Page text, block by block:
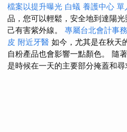
檔案以提升曝光 白蟻 養護中心 單
品，您可以輕鬆，安全地到達陽
己有害紫外線。 專屬台北會計事
皮 附近牙醫 如今，尤其是在秋天
自粉產品也會影響一點顏色。 隨
是時候在一天的主要部分掩蓋和尋